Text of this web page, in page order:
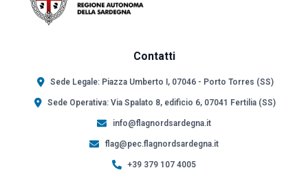
Contatti
Sede Legale: Piazza Umberto I, 07046 - Porto Torres (SS)
Sede Operativa: Via Spalato 8, edificio 6, 07041 Fertilia (SS)
info@flagnordsardegna.it
flag@pec.flagnordsardegna.it
+39 379 107 4005